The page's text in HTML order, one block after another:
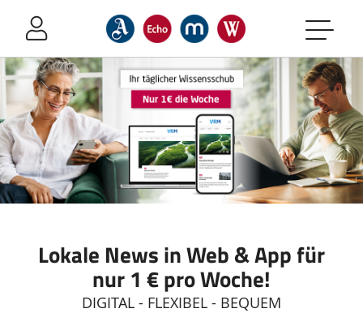
Sprung-
Navigation
direkt
zu:
Header
Inhalt
Footer
Lokale News in Web & App für
nur 1 € pro Woche!
DIGITAL - FLEXIBEL - BEQUEM